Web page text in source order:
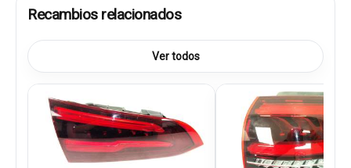
Recambios relacionados
Ver todos